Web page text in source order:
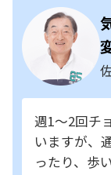
週1～2回チ
いますが、
ったり、歩